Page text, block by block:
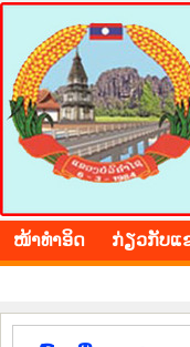
ໜ້າ​ທຳ​ອິດ ກ່ຽວ​ກັບ​ແ